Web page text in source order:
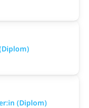
(Diplom)